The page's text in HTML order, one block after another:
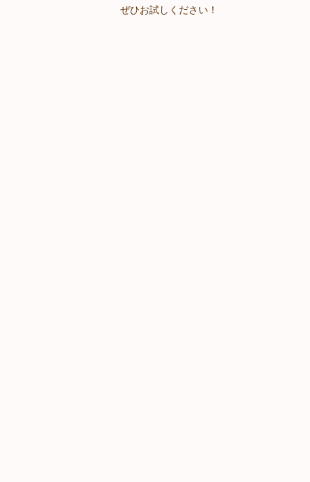
ぜひお試しください！